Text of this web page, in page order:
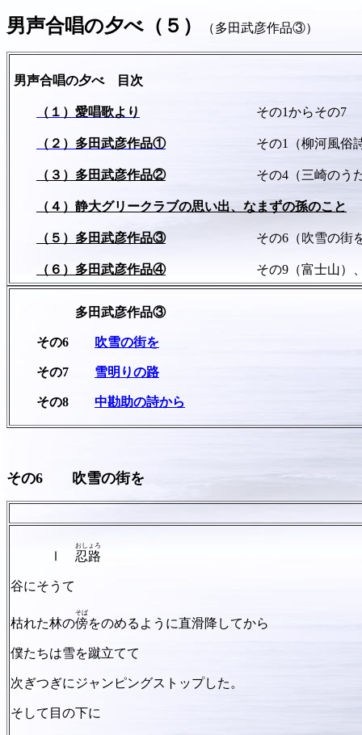
男声合唱の夕べ（５） （多田武彦作品③）
男声合唱の夕べ 目次
（１）愛唱歌より その1からその7
（２）多田武彦作品①その1（柳河風俗詩）、そ
（３）多田武彦作品②その4（三崎のうた）、
（４）静大グリークラブの思い出、なまずの孫のこと
（５）多田武彦作品③その6（吹雪の街を）、そ
（６）多田武彦作品④その9（富士山）、その10
多田武彦作品③
その6 吹雪の街を
その7 雪明りの路
その8 中勘助の詩から
その6 吹雪の街を
Ⅰ 忍路
おしょろ
谷にそうて
枯れた林の傍
そば
をのめるように直滑降してから
僕たちは雪を蹴立てて
次ぎつぎにジャンピングストップした。
そして目の下に